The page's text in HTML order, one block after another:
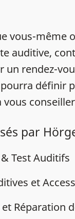
vous-même
auditive,
rendez-
définir
par
Test Auditifs
et
Réparation